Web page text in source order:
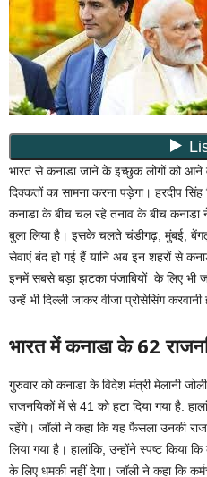
भारत से कनाडा जाने के इच्छुक लोगों को आने
दिक्कतों का सामना करना पड़ेगा। हरदीप
कनाडा के बीच चल रहे तनाव के बीच कनाडा
बुला लिया है। इसके चलते चंडीगढ़, मुंबई,
सेवाएं बंद हो गई हैं यानि अब इन शहरों से
इनमें सबसे बड़ा झटका पंजाबियों के लिए भी
उन्हें भी दिल्ली जाकर वीजा प्रोसेसिंग करवानी
भारत में कनाडा के 62
गुरुवार को कनाडा के विदेश मंत्री मेलानी
राजनयिकों में से 41 को हटा दिया गया है.
रहेंगे। जॉली ने कहा कि यह फैसला उनकी
लिया गया है। हालांकि, उन्होंने स्पष्ट किया
के लिए धमकी नहीं देगा। जॉली ने कहा कि